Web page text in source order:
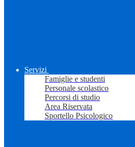
Servizi
Famiglie e studenti
Personale scolastico
Percorsi di studio
Area Riservata
Sportello Psicologico